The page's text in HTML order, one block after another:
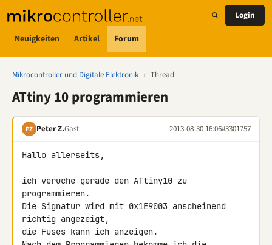
Neuigkeiten Artikel Forum
Login
Mikrocontroller und Digitale Elektronik › Thread
ATtiny 10 programmieren
PZ Peter Z.Gast 2013-08-30 16:06#3301757
Hallo allerseits,
ich veruche gerade den ATtiny10 zu
programmieren.
Die Signatur wird mit 0x1E9003 anscheinend
richtig angezeigt,
die Fuses kann ich anzeigen.